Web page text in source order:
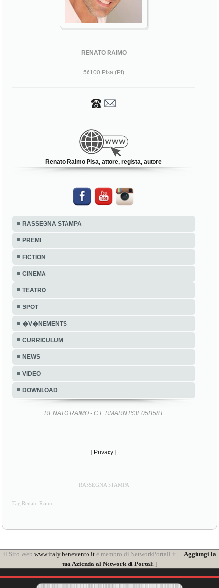
RENATO RAIMO
56100 Pisa (PI)
Renato Raimo Pisa, attore, regista, autore
RASSEGNA STAMPA
PREMI
FICTION
CINEMA
TEATRO
SPOT
�V�NEMENTS
CURRICULUM
NEWS
VIDEO
DOWNLOAD
RENATO RAIMO - C.F. RMARNT63E05I158T
[ Privacy ]
RASSEGNA STAMPA
Tag Renato Raimo
il Sito Web www.italy.benevento.itè membro di NetworkPortali.it | [ Aggiungi la
tua Azienda al Network di Portali]